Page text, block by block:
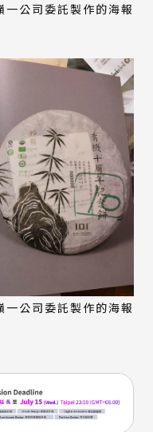
公司委託製作的海報
公司委託製作的海報